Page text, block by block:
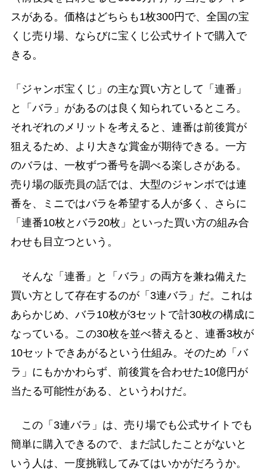
スがある。価格はどちらも1枚300円で、全国の宝
くじ売り場、ならびに宝くじ公式サイトで購入で
きる。
「ジャンボ宝くじ」の主な買い方として「連番」
と「バラ」があるのは良く知られているところ。
それぞれのメリットを考えると、連番は前後賞が
狙えるため、より大きな賞金が期待できる。一方
のバラは、一枚ずつ番号を調べる楽しさがある。
売り場の販売員の話では、大型のジャンボでは連
番を、ミニではバラを希望する人が多く、さらに
「連番10枚とバラ20枚」といった買い方の組み合
わせも目立つという。
そんな「連番」と「バラ」の両方を兼ね備えた
買い方として存在するのが「3連バラ」だ。これは
あらかじめ、バラ10枚が3セットで計30枚の構成に
なっている。この30枚を並べ替えると、連番3枚が
10セットできあがるという仕組み。そのため「バ
ラ」にもかかわらず、前後賞を合わせた10億円が
当たる可能性がある、というわけだ。
この「3連バラ」は、売り場でも公式サイトでも
簡単に購入できるので、まだ試したことがないと
いう人は、一度挑戦してみてはいかがだろうか。